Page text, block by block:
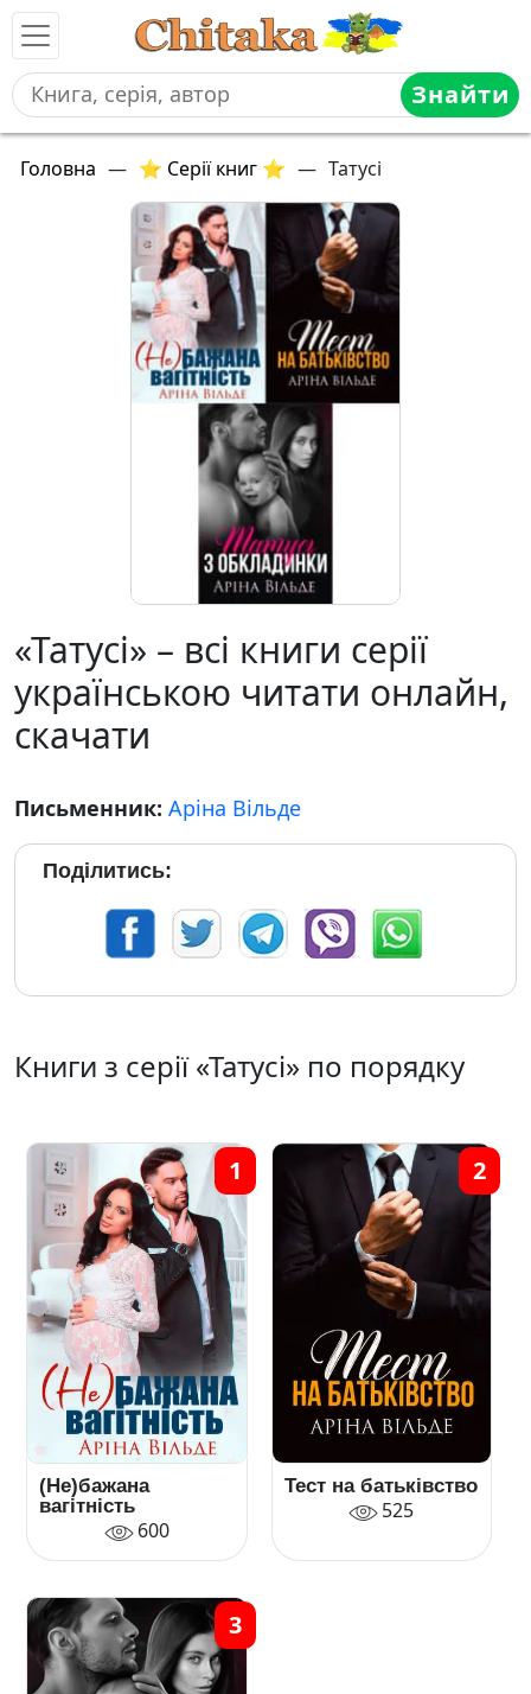
Знайти
Головна — ⭐ Серії книг ⭐ — Татусі
«Татусі» – всі книги серії
українською читати онлайн,
скачати
Письменник: Аріна Вільде
Поділитись:
Книги з серії «Татусі» по порядку
(Не)бажана
вагітність
600
1
Тест на батьківство
525
2
3